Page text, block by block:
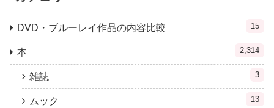
DVD・ブルーレイ作品の内容比較 15
本 2,314
雑誌 3
ムック 13